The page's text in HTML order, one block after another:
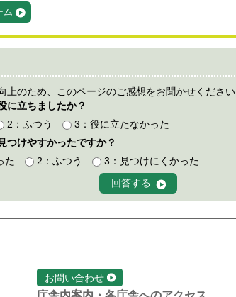
ム
上のため、このページのご感想をお聞かせください
に立ちましたか？
2：ふつう
3：役に立たなかった
つけやすかったですか？
た
2：ふつう 3：見つけにくかった
お問い合わせ